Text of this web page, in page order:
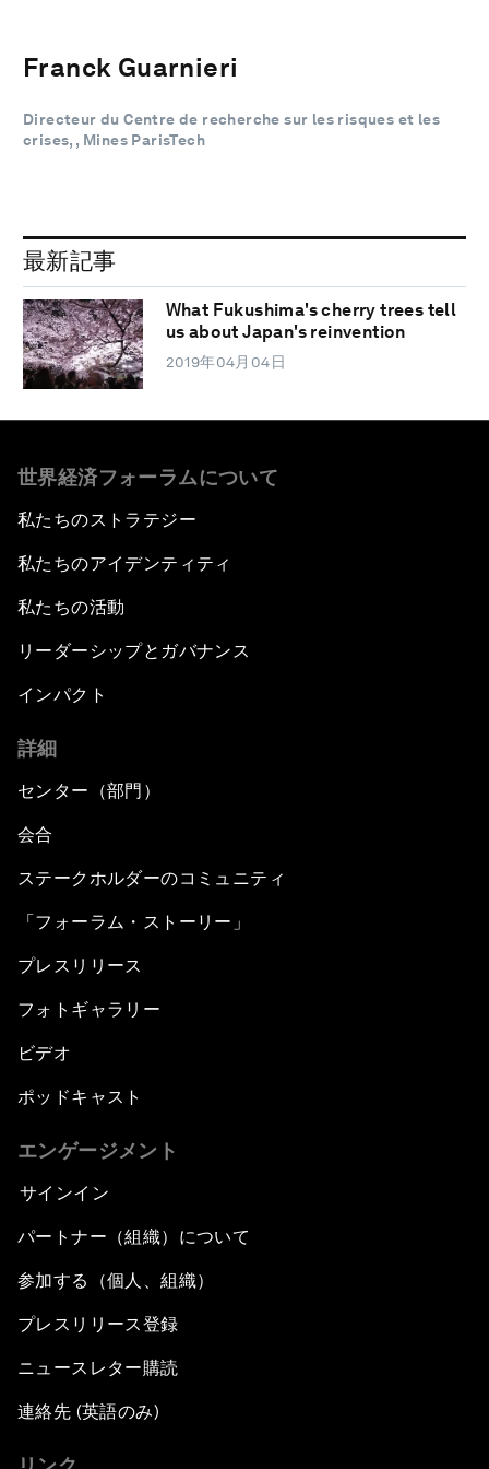
Franck Guarnieri
Directeur du Centre de recherche sur les risques et les
crises, , Mines ParisTech
最新記事
What Fukushima's cherry trees tell
us about Japan's reinvention
2019年04月04日
世界経済フォーラムについて
私たちのストラテジー
私たちのアイデンティティ
私たちの活動
リーダーシップとガバナンス
インパクト
詳細
センター（部門）
会合
ステークホルダーのコミュニティ
「フォーラム・ストーリー」
プレスリリース
フォトギャラリー
ビデオ
ポッドキャスト
エンゲージメント
サインイン
パートナー（組織）について
参加する（個人、組織）
プレスリリース登録
ニュースレター購読
連絡先 (英語のみ)